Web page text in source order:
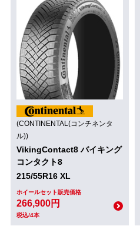
(CONTINENTAL(コンチネンタ
ル))
VikingContact8 バイキング
コンタクト8
215/55R16 XL
ホイールセット販売価格
266,900円
税込/4本